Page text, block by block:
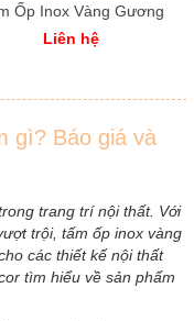
Ốp Inox Vàng Gương
Liên hệ
gì? Báo giá và
trang trí nội thất. Với
trội, tấm ốp inox vàng
các thiết kế nội thất
tìm hiểu về sản phẩm